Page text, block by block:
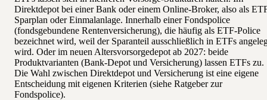
Direktdepot bei einer Bank oder einem Online-Broker, also als
Sparplan oder Einmalanlage. Innerhalb einer Fondspolice
(fondsgebundene Rentenversicherung), die häufig als ETF-Police
bezeichnet wird, weil der Sparanteil ausschließlich in ETFs
wird. Oder im neuen Altersvorsorgedepot ab 2027: beide
Produktvarianten (Bank-Depot und Versicherung) lassen ETFs zu.
Die Wahl zwischen Direktdepot und Versicherung ist eine eigene
Entscheidung mit eigenen Kriterien (siehe Ratgeber zur
Fondspolice).